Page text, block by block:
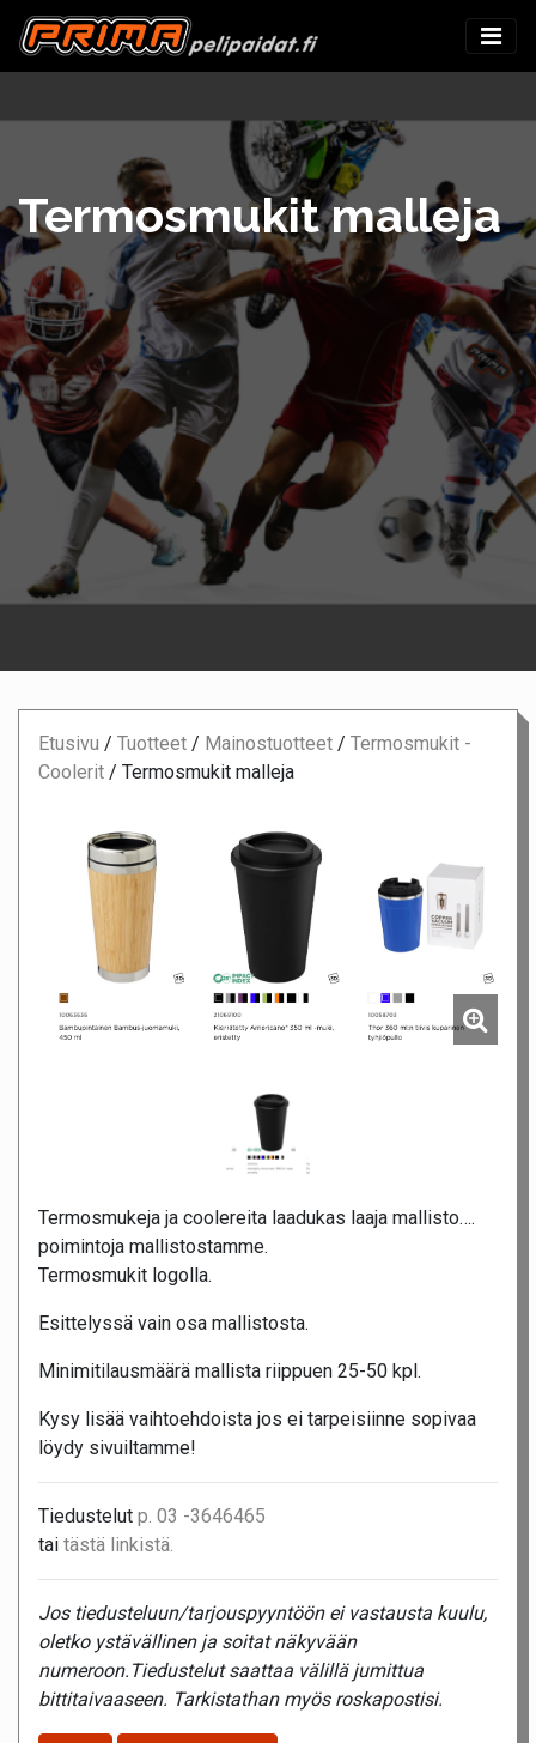
Termosmukit malleja
Etusivu / Tuotteet / Mainostuotteet / Termosmukit -
Coolerit / Termosmukit malleja
Termosmukeja ja coolereita laadukas laaja mallisto….
poimintoja mallistostamme.
Termosmukit logolla.
Esittelyssä vain osa mallistosta.
Minimitilausmäärä mallista riippuen 25-50 kpl.
Kysy lisää vaihtoehdoista jos ei tarpeisiinne sopivaa
löydy sivuiltamme!
Tiedustelut p. 03 -3646465
tai tästä linkistä.
Jos tiedusteluun/tarjouspyyntöön ei vastausta kuulu,
oletko ystävällinen ja soitat näkyvään
numeroon.Tiedustelut saattaa välillä jumittua
bittitaivaaseen. Tarkistathan myös roskapostisi.